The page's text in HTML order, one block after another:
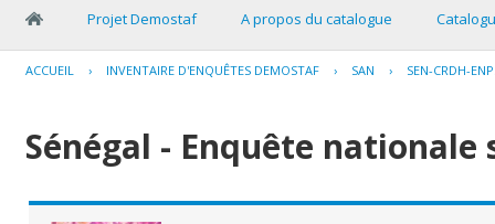
Projet Demostaf A propos du catalogue
ACCUEIL › INVENTAIRE D'ENQUÊTES DEMOSTAF › SAN › SEN-CRDH-
Sénégal - Enquête nationale